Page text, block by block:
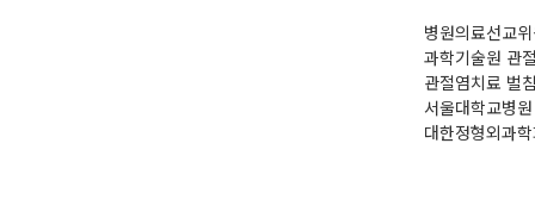
병원의료선교
과학기술원 관
관절염치료 벌
서울대학교병
대한정형외과